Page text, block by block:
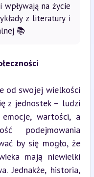
na życie
z literatury i
📚
od swojej wielkości
z jednostek – ludzi
emocje, wartości, a
podejmowania
by się mogło, że
mają niewielki
Jednakże, historia,